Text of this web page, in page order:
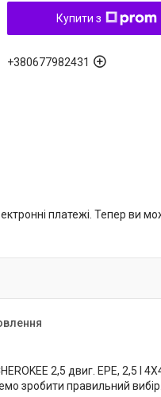
Купити з
+380677982431
платежі. Тепер ви
2,5 двиг. EPE, 2,5 I 4X4
зробити правильний вибір.